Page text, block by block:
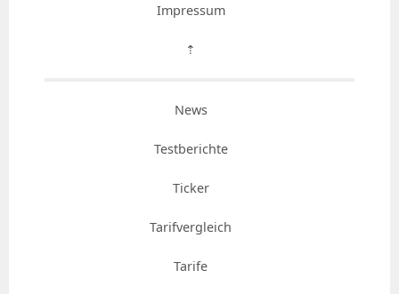
Impressum
⇡
News
Testberichte
Ticker
Tarifvergleich
Tarife